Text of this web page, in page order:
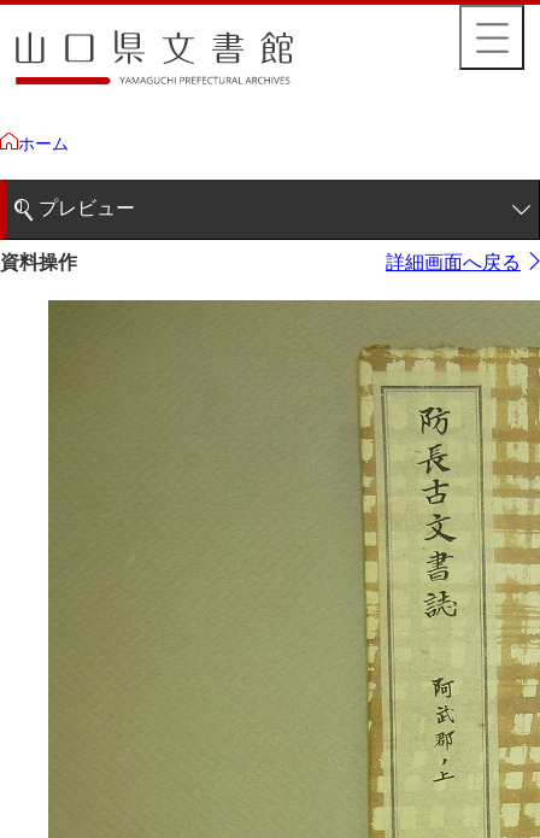
ホーム
プレビュー
1ページ
資料操作 詳細画面へ戻る